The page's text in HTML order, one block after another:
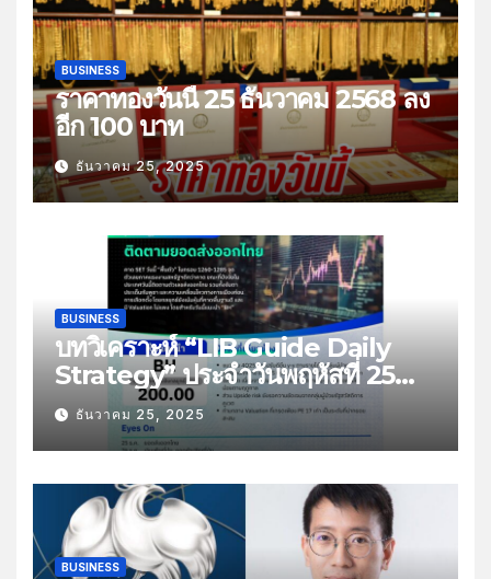
BUSINESS
ราคาทองวันนี้ 25 ธันวาคม 2568 ลง
อีก 100 บาท
ธันวาคม 25, 2025
BUSINESS
บทวิเคราะห์ “LIB Guide Daily
Strategy” ประจำวันพฤหัสที่ 25
ธันวาคม 2568 หัวข้อ “ติดตามยอด
ส่งออกไทย”
ธันวาคม 25, 2025
BUSINESS